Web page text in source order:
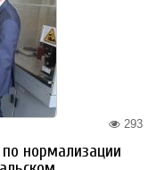
293
нормализации